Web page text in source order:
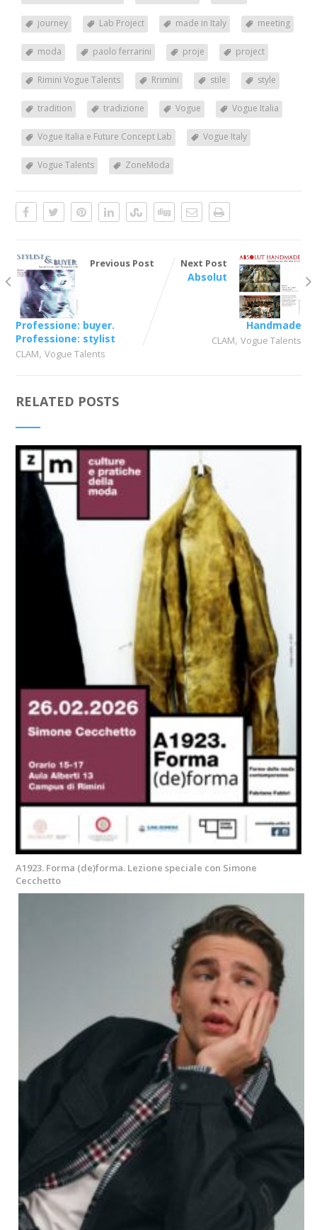
journey Lab Project made in Italy meeting
moda paolo ferrarini proje project
Rimini Vogue Talents Rrimini stile style
tradition tradizione Vogue Vogue Italia
Vogue Italia e Future Concept Lab Vogue Italy
Vogue Talents ZoneModa
Previous Post
Professione: buyer.
Professione: stylist
CLAM, Vogue Talents
Next Post
Absolut
Handmade
CLAM,Vogue Talents
RELATED POSTS
A1923. Forma (de)forma. Lezione speciale con Simone
Cecchetto